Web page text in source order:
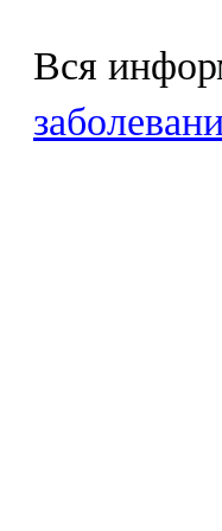
Вся